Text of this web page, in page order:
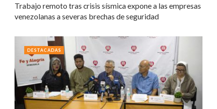
Trabajo remoto tras crisis sísmica expone a las empresas
venezolanas a severas brechas de seguridad
DESTACADAS